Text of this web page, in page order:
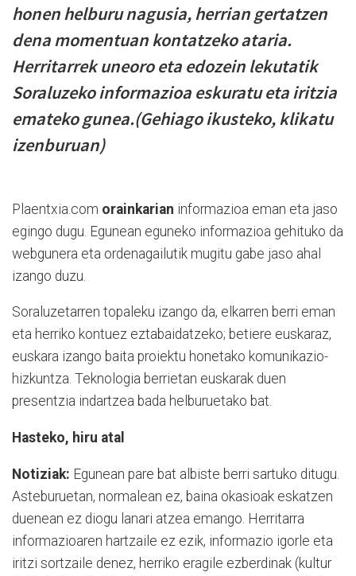
honen helburu nagusia, herrian gertatzen
dena momentuan kontatzeko ataria.
Herritarrek uneoro eta edozein lekutatik
Soraluzeko informazioa eskuratu eta iritzia
emateko gunea.(Gehiago ikusteko, klikatu
izenburuan)
Plaentxia.com orainkarian informazioa eman eta jaso
egingo dugu. Egunean eguneko informazioa gehituko da
webgunera eta ordenagailutik mugitu gabe jaso ahal
izango duzu.
Soraluzetarren topaleku izango da, elkarren berri eman
eta herriko kontuez eztabaidatzeko; betiere euskaraz,
euskara izango baita proiektu honetako komunikazio-
hizkuntza. Teknologia berrietan euskarak duen
presentzia indartzea bada helburuetako bat.
Hasteko, hiru atal
Notiziak: Egunean pare bat albiste berri sartuko ditugu.
Asteburuetan, normalean ez, baina okasioak eskatzen
duenean ez diogu lanari atzea emango. Herritarra
informazioaren hartzaile ez ezik, informazio igorle eta
iritzi sortzaile denez, herriko eragile ezberdinak (kultur